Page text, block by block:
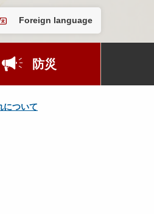
Foreign language
防災
について